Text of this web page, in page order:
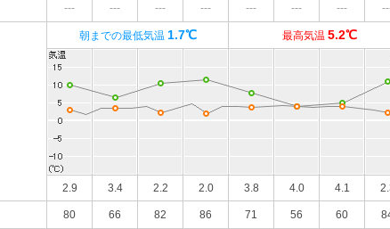
--- --- --- --- --- --- ---
朝までの最低気温 1.7℃ 最高気温 5.2℃
2.9 3.4 2.2 2.0 3.8 4.0 4.1
80 66 82 86 71 56 60